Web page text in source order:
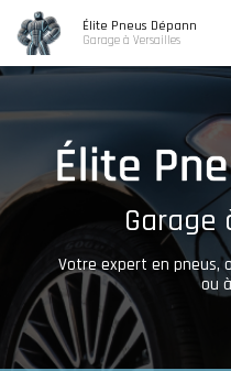
contenu
principal
Élite Pneus Dépann
Garage à Versailles
Garage
Votre expert en pneus,
ou